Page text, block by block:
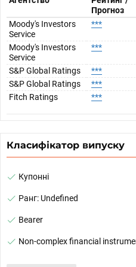
Прогноз
Moody's Investors
Service
***
Moody's Investors
Service
***
S&P Global Ratings ***
S&P Global Ratings
***
Fitch Ratings
***
Класифікатор випуску
Купонні
Ранг: Undefined
Bearer
Non-complex financial